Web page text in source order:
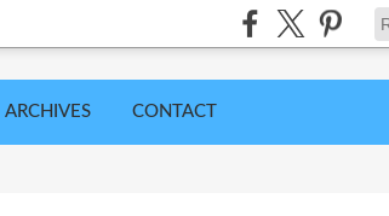
ARCHIVES CONTACT